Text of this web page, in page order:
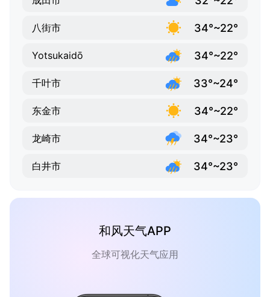
八街市 34°~22°
Yotsukaidō 34°~22°
千叶市 33°~24°
东金市 34°~22°
龙崎市 34°~23°
白井市 34°~23°
和风天气APP
全球可视化天气应用